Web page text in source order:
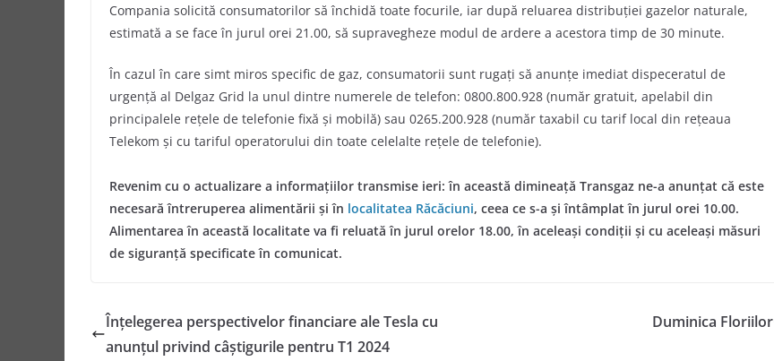
Compania solicită consumatorilor să închidă toate focurile, iar după reluarea distribuţiei gazelor naturale,
estimată a se face în jurul orei 21.00, să supravegheze modul de ardere a acestora timp de 30 minute.
În cazul în care simt miros specific de gaz, consumatorii sunt rugaţi să anunţe imediat dispeceratul de
urgenţă al Delgaz Grid la unul dintre numerele de telefon: 0800.800.928 (număr gratuit, apelabil din
principalele reţele de telefonie fixă şi mobilă) sau 0265.200.928 (număr taxabil cu tarif local din reţeaua
Telekom şi cu tariful operatorului din toate celelalte reţele de telefonie).
Revenim cu o actualizare a informațiilor transmise ieri: în această dimineață Transgaz ne-a anunțat că este
necesară întreruperea alimentării și în localitatea Răcăciuni, ceea ce s-a și întâmplat în jurul orei 10.00.
Alimentarea în această localitate va fi reluată în jurul orelor 18.00, în aceleași condiții și cu aceleași măsuri
de siguranță specificate în comunicat.
Înțelegerea perspectivelor financiare ale Tesla cu
anunțul privind câștigurile pentru T1 2024
Duminica Floriilor